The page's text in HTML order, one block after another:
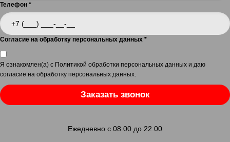
Телефон *
Согласие на обработку персональных данных *
Я ознакомлен(а) с Политикой обработки персональных данных и даю
согласие на обработку персональных данных
Заказать звонок
Ежедневно с 08.00 до 22.00